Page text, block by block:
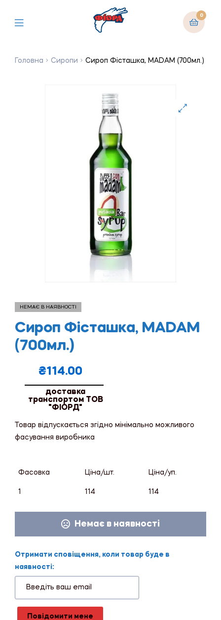
0
Головна Сиропи Сироп Фісташка, MADAM (700мл.)
НЕМАЄ В НАЯВНОСТІ
Сироп Фісташка, MADAM
(700мл.)
₴114.00
доставка
транспортом ТОВ
"ФІОРД"
Товар відпускається згідно мінімально можливого
фасування виробника
Фасовка Ціна/шт. Ціна/уп.
1 114 114
Немає в наявності
Отримати сповіщення, коли товар буде в
наявності:
Повідомити мене